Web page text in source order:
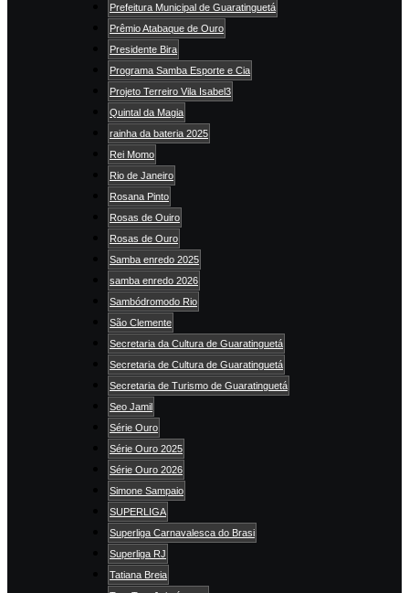
Prefeitura Municipal de Guaratinguetá
Prêmio Atabaque de Ouro
Presidente Bira
Programa Samba Esporte e Cia
Projeto Terreiro Vila Isabel3
Quintal da Magia
rainha da bateria 2025
Rei Momo
Rio de Janeiro
Rosana Pinto
Rosas de Ouiro
Rosas de Ouro
Samba enredo 2025
samba enredo 2026
Sambódromodo Rio
São Clemente
Secretaria da Cultura de Guaratinguetá
Secretaria de Cultura de Guaratinguetá
Secretaria de Turismo de Guaratinguetá
Seo Jamil
Série Ouro
Série Ouro 2025
Série Ouro 2026
Simone Sampaio
SUPERLIGA
Superliga Carnavalesca do Brasi
Superliga RJ
Tatiana Breia